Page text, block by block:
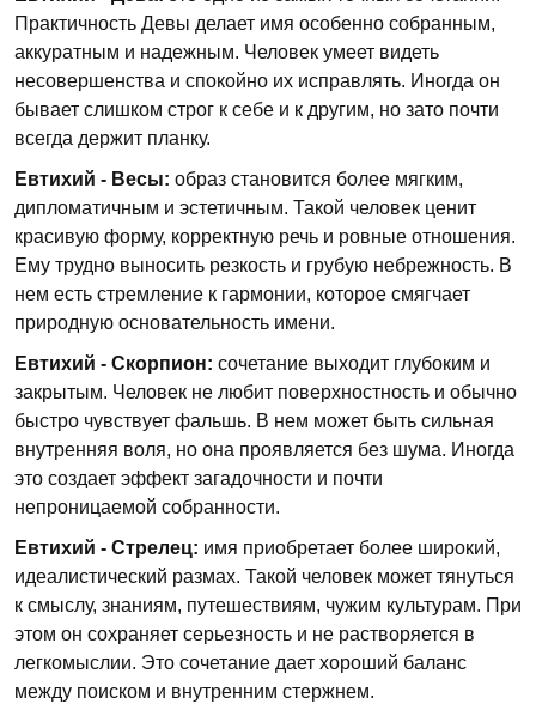
Практичность Девы делает имя особенно собранным,
аккуратным и надежным. Человек умеет видеть
несовершенства и спокойно их исправлять. Иногда он
бывает слишком строг к себе и к другим, но зато почти
всегда держит планку.
Евтихий - Весы: образ становится более мягким,
дипломатичным и эстетичным. Такой человек ценит
красивую форму, корректную речь и ровные отношения.
Ему трудно выносить резкость и грубую небрежность. В
нем есть стремление к гармонии, которое смягчает
природную основательность имени.
Евтихий - Скорпион: сочетание выходит глубоким и
закрытым. Человек не любит поверхностность и обычно
быстро чувствует фальшь. В нем может быть сильная
внутренняя воля, но она проявляется без шума. Иногда
это создает эффект загадочности и почти
непроницаемой собранности.
Евтихий - Стрелец: имя приобретает более широкий,
идеалистический размах. Такой человек может тянуться
к смыслу, знаниям, путешествиям, чужим культурам. При
этом он сохраняет серьезность и не растворяется в
легкомыслии. Это сочетание дает хороший баланс
между поиском и внутренним стержнем.